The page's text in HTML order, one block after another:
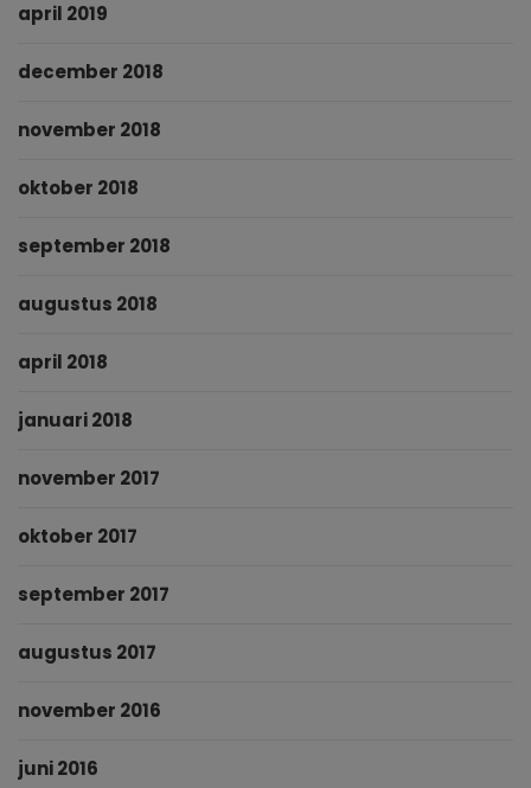
april 2019
december 2018
november 2018
oktober 2018
september 2018
augustus 2018
april 2018
januari 2018
november 2017
oktober 2017
september 2017
augustus 2017
november 2016
juni 2016